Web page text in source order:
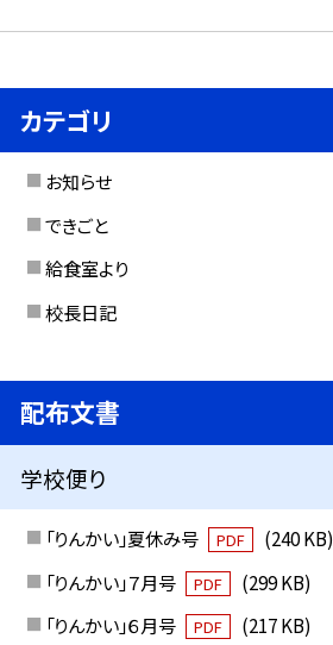
カテゴリ
お知らせ
できごと
給食室より
校長日記
配布文書
学校便り
「りんかい」夏休み号 PDF
(240 KB)
「りんかい」７月号
PDF
(299 KB)
「りんかい」６月号
PDF (217 KB)